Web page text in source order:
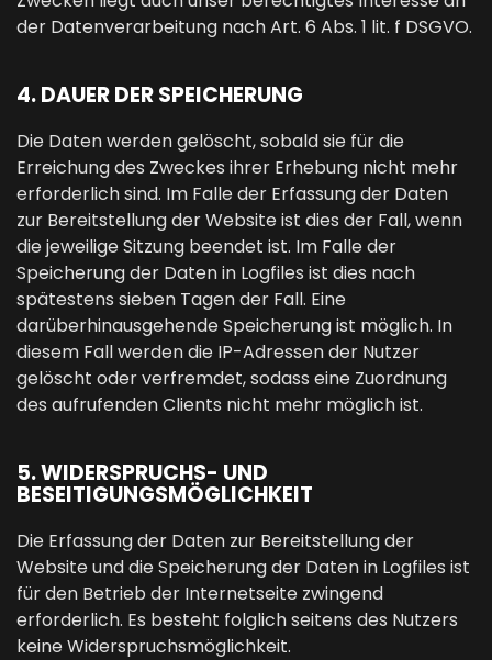
der Datenverarbeitung nach Art. 6 Abs. 1 lit. f DSGVO.
4. DAUER DER SPEICHERUNG
Die Daten werden gelöscht, sobald sie für die
Erreichung des Zweckes ihrer Erhebung nicht mehr
erforderlich sind. Im Falle der Erfassung der Daten
zur Bereitstellung der Website ist dies der Fall, wenn
die jeweilige Sitzung beendet ist. Im Falle der
Speicherung der Daten in Logfiles ist dies nach
spätestens sieben Tagen der Fall. Eine
darüberhinausgehende Speicherung ist möglich. In
diesem Fall werden die IP-Adressen der Nutzer
gelöscht oder verfremdet, sodass eine Zuordnung
des aufrufenden Clients nicht mehr möglich ist.
5. WIDERSPRUCHS- UND
BESEITIGUNGSMÖGLICHKEIT
Die Erfassung der Daten zur Bereitstellung der
Website und die Speicherung der Daten in Logfiles ist
für den Betrieb der Internetseite zwingend
erforderlich. Es besteht folglich seitens des Nutzers
keine Widerspruchsmöglichkeit.